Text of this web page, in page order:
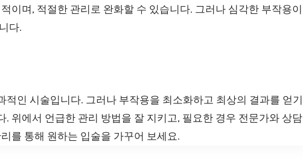
이며, 적절한 관리로 완화할 수 있습니다. 그러나 심각한 부작용이
다.
인 시술입니다. 그러나 부작용을 최소화하고 최상의 결과를 얻기
위에서 언급한 관리 방법을 잘 지키고, 필요한 경우 전문가와 상담
를 통해 원하는 입술을 가꾸어 보세요.